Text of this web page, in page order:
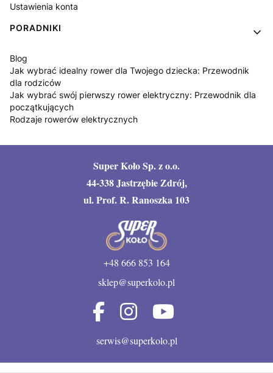
Ustawienia konta
PORADNIKI
Blog
Jak wybrać idealny rower dla Twojego dziecka: Przewodnik
dla rodziców
Jak wybrać swój pierwszy rower elektryczny: Przewodnik dla
początkujących
Rodzaje rowerów elektrycznych
Super Koło Sp. z o.o.
44-338 Jastrzębie Zdrój,
ul. Prof. R. Ranoszka 103
+48 666 853 164
sklep@superkolo.pl
serwis@superkolo.pl